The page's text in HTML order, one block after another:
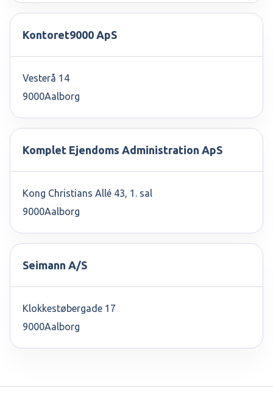
Kontoret9000 ApS
Vesterå 14
9000Aalborg
Komplet Ejendoms Administration ApS
Kong Christians Allé 43, 1. sal
9000Aalborg
Seimann A/S
Klokkestøbergade 17
9000Aalborg